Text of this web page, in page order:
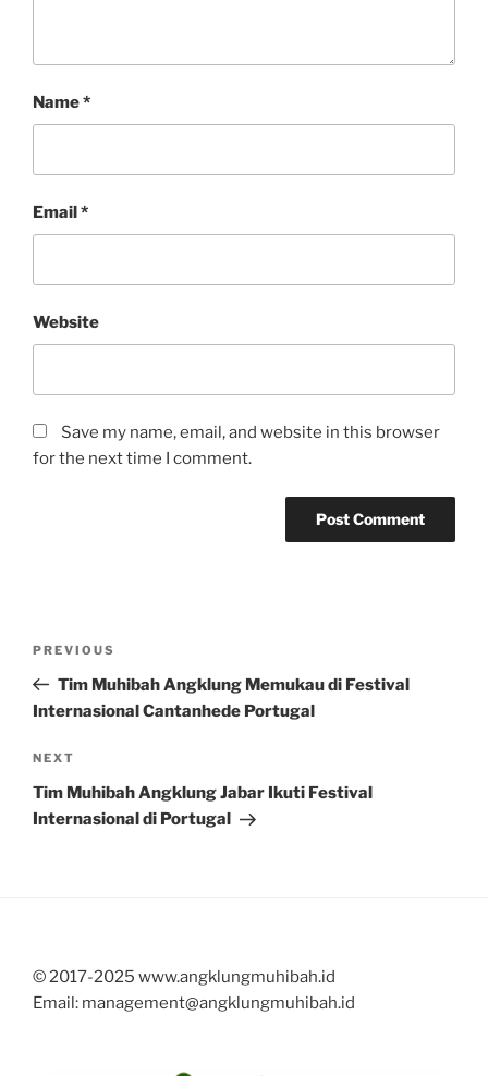
Name*
Email*
Website
Save my name, email, and website in this browser
for the next time I comment.
Previous
Post
PREVIOUS
Tim Muhibah Angklung Memukau di Festival
Internasional Cantanhede Portugal
Next
Post
NEXT
Tim Muhibah Angklung Jabar Ikuti Festival
Internasional di Portugal
© 2017-2025 www.angklungmuhibah.id
Email: management@angklungmuhibah.id